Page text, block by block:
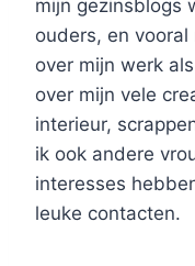
mijn gezinsblogs
ouders, en
over mijn werk
over mijn vele
interieur,
ik ook andere
interesses
leuke contacten.